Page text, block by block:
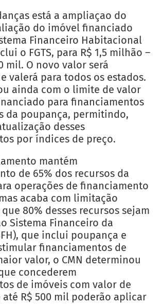
está a ampliaçao do
do imóvel financiado
Financeiro Habitacional
o FGTS, para R$ 1,5 milhão –
mil. O novo valor será
valerá para todos os estados.
ainda com o limite de valor
para financiamentos
da poupança, permitindo,
desses
por índices de preço.
mantém
de 65% dos recursos da
operações de financiamento
acaba com limitação
80% desses recursos sejam
Sistema Financeiro da
que inclui poupança e
financiamentos de
valor, o CMN determinou
concederem
de imóveis com valor de
R$ 500 mil poderão aplicar